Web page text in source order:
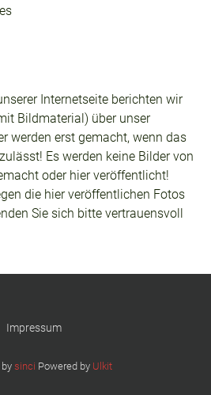
Internetseite berichten wir
Bildmaterial) über unser
werden erst gemacht, wenn das
Es werden keine Bilder von
oder hier veröffentlicht!
die hier veröffentlichen Fotos
Sie sich bitte vertrauensvoll
Impressum
sinci Powered by Ulkit